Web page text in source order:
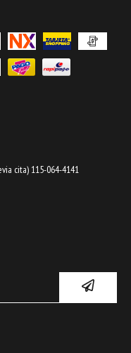
cita) 115-064-4141